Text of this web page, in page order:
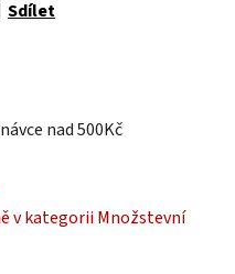
Sdílet
nad 500Kč
v kategorii Množstevní